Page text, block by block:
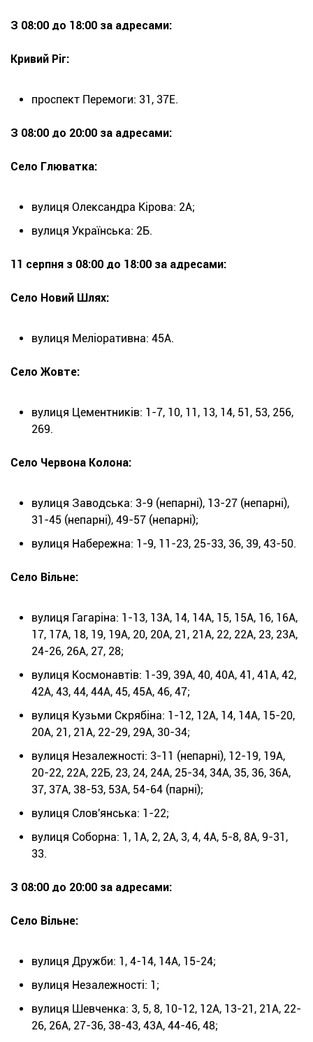
З 08:00 до 18:00 за адресами:
Кривий Ріг:
проспект Перемоги: 31, 37Е.
З 08:00 до 20:00 за адресами:
Село Глюватка:
вулиця Олександра Кірова: 2А;
вулиця Українська: 2Б.
11 серпня з 08:00 до 18:00 за адресами:
Село Новий Шлях:
вулиця Меліоративна: 45А.
Село Жовте:
вулиця Цементників: 1-7, 10, 11, 13, 14, 51, 53, 256,
269.
Село Червона Колона:
вулиця Заводська: 3-9 (непарні), 13-27 (непарні),
31-45 (непарні), 49-57 (непарні);
вулиця Набережна: 1-9, 11-23, 25-33, 36, 39, 43-50.
Село Вільне:
вулиця Гагаріна: 1-13, 13А, 14, 14А, 15, 15А, 16, 16А,
17, 17А, 18, 19, 19А, 20, 20А, 21, 21А, 22, 22А, 23, 23А,
24-26, 26А, 27, 28;
вулиця Космонавтів: 1-39, 39А, 40, 40А, 41, 41А, 42,
42А, 43, 44, 44А, 45, 45А, 46, 47;
вулиця Кузьми Скрябіна: 1-12, 12А, 14, 14А, 15-20,
20А, 21, 21А, 22-29, 29А, 30-34;
вулиця Незалежності: 3-11 (непарні), 12-19, 19А,
20-22, 22А, 22Б, 23, 24, 24А, 25-34, 34А, 35, 36, 36А,
37, 37А, 38-53, 53А, 54-64 (парні);
вулиця Слов'янська: 1-22;
вулиця Соборна: 1, 1А, 2, 2А, 3, 4, 4А, 5-8, 8А, 9-31,
33.
З 08:00 до 20:00 за адресами:
Село Вільне:
вулиця Дружби: 1, 4-14, 14А, 15-24;
вулиця Незалежності: 1;
вулиця Шевченка: 3, 5, 8, 10-12, 12А, 13-21, 21А, 22-
26, 26А, 27-36, 38-43, 43А, 44-46, 48;